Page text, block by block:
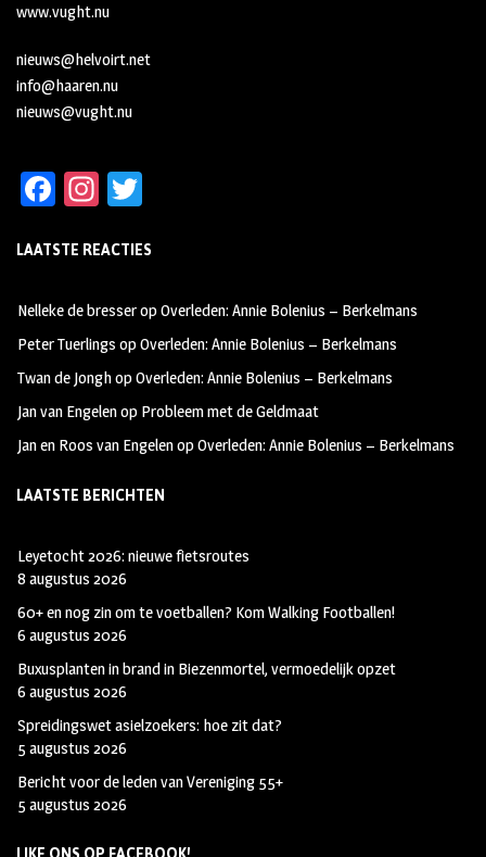
www.vught.nu
nieuws@helvoirt.net
info@haaren.nu
nieuws@vught.nu
Fa
b
oo
k
In
ag
m
tt
LAATSTE REACTIES
Nelleke de bresseropOverleden: Annie Bolenius – Berkelmans
Peter Tuerlings opOverleden: Annie Bolenius – Berkelmans
Twan de JonghopOverleden: Annie Bolenius – Berkelmans
Jan van Engelenop Probleem met de Geldmaat
Jan en Roos van EngelenopOverleden: Annie Bolenius – Berkelmans
LAATSTE BERICHTEN
Leyetocht 2026: nieuwe fietsroutes
8 augustus 2026
60+ en nog zin om te voetballen? Kom Walking Footballen!
6 augustus 2026
Buxusplanten in brand in Biezenmortel, vermoedelijk opzet
6 augustus 2026
Spreidingswet asielzoekers: hoe zit dat?
5 augustus 2026
Bericht voor de leden van Vereniging 55+
5 augustus 2026